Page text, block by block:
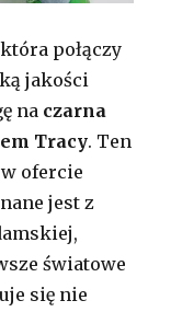
połączy
jakości
na czarna
Tracy. Ten
ofercie
jest z
światowe
się nie